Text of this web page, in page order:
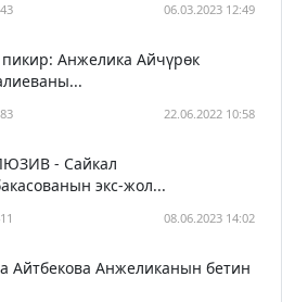
06.03.2023 12:49
Анжелика Айчүрөк
22.06.2022 10:58
- Сайкал
экс-жол...
08.06.2023 14:02
Айтбекова Анжеликанын бетин